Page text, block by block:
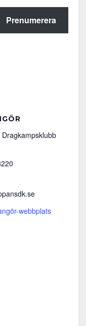
Prenumerera
Dragkampsklubb
webbplats